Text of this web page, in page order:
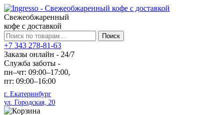
Свежеобжаренный
кофе с доставкой
Искать:
Поиск
+7 343 278-81-63
Заказы онлайн - 24/7
Служба заботы -
пн–чт: 09:00–17:00,
пт: 09:00–16:00
г. Екатеринбург
ул. Городская, 20